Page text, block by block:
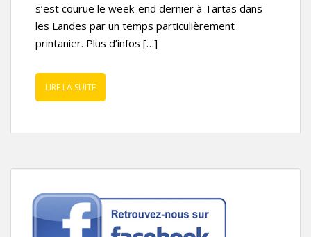
s’est courue le week-end dernier à Tartas dans
les Landes par un temps particulièrement
printanier. Plus d’infos […]
LIRE LA SUITE